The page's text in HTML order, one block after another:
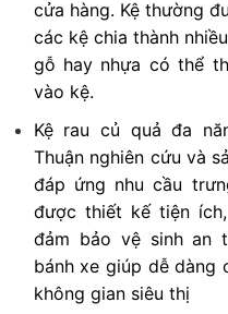
cửa hàng. Kệ thường
các kệ chia thành
gỗ hay nhựa có thể
vào kệ.
Kệ rau củ quả đa
Thuận nghiên cứu và
đáp ứng nhu cầu
được thiết kế tiện
đảm bảo vệ sinh an
bánh xe giúp dễ dàng
không gian siêu thị